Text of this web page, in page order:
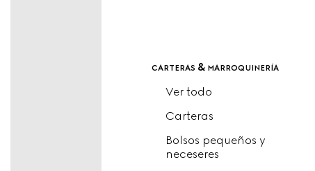
carteras & marroquinería
Ver todo
Carteras
Bolsos pequeños y
neceseres